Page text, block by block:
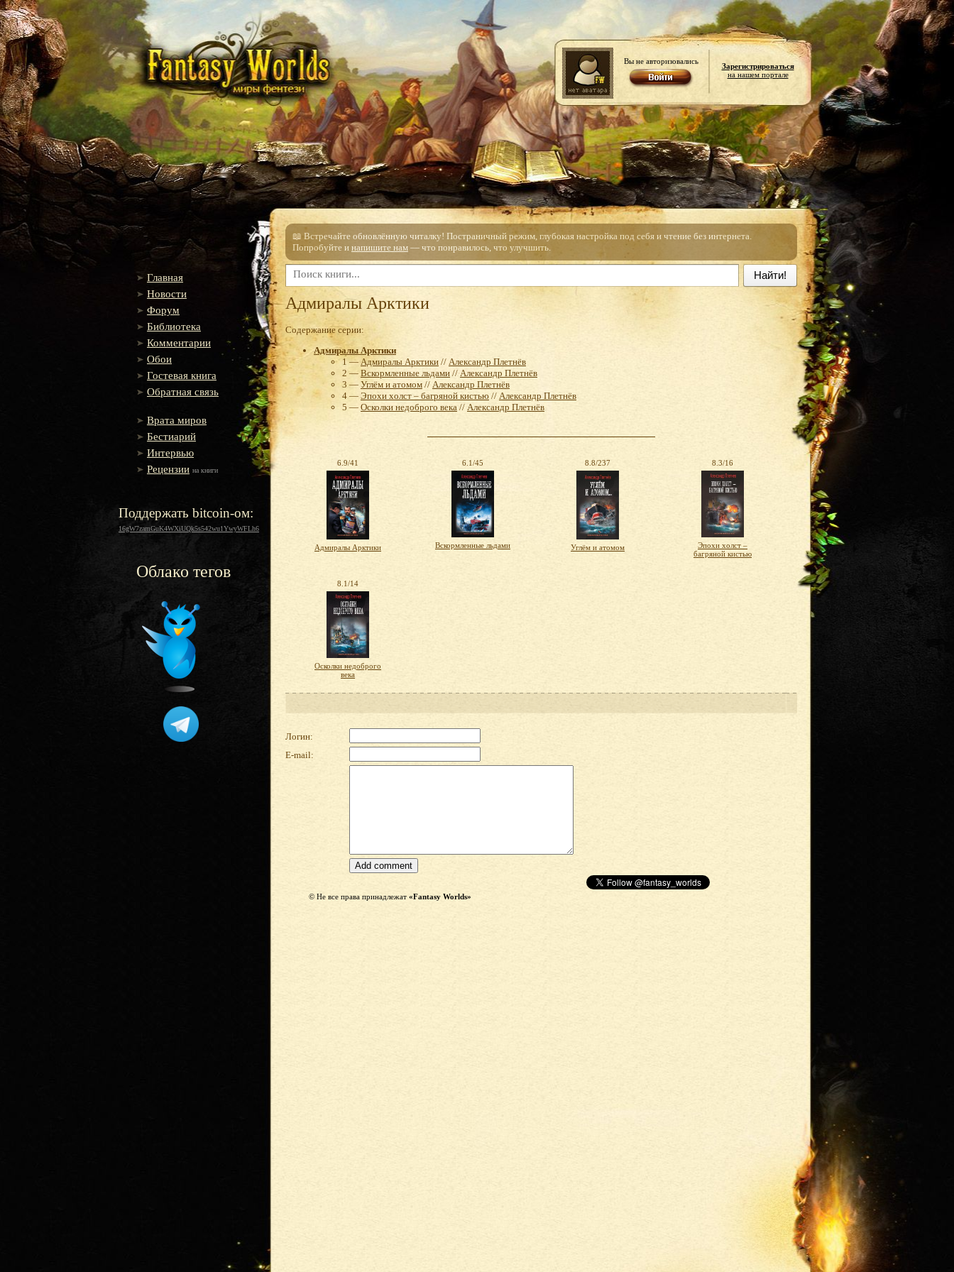
Вы не авторизовались
Зарегистрироваться
на нашем портале
Главная
Новости
Форум
Библиотека
Комментарии
Обои
Гостевая книга
Обратная связь
Врата миров
Бестиарий
Интервью
Рецензии на книги
Поддержать bitcoin-ом:
16gW7zamGuK4WXiUQk5s542wu1YwyWFLh6
Облако тегов
📖 Встречайте обновлённую читалку! Постраничный режим, глубокая настройка под себя и чтение без интернета.
Попробуйте и напишите нам — что понравилось, что улучшить.
Найти!
Адмиралы Арктики
Содержание серии:
Адмиралы Арктики
1 — Адмиралы Арктики // Александр Плетнёв
2 — Вскормленные льдами // Александр Плетнёв
3 — Углём и атомом // Александр Плетнёв
4 — Эпохи холст – багряной кистью // Александр Плетнёв
5 — Осколки недоброго века // Александр Плетнёв
6.9/41
Адмиралы Арктики
6.1/45
Вскормленные льдами
8.8/237
Углём и атомом
8.3/16
Эпохи холст –
багряной кистью
8.1/14
Осколки недоброго
века
Логин:
E-mail:
© Не все права принадлежат «Fantasy Worlds»